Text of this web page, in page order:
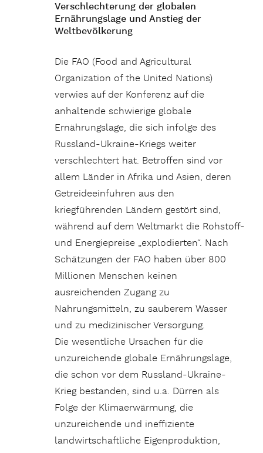
Verschlechterung der globalen
Ernährungslage und Anstieg der
Weltbevölkerung
Die FAO (Food and Agricultural
Organization of the United Nations)
verwies auf der Konferenz auf die
anhaltende schwierige globale
Ernährungslage, die sich infolge des
Russland-Ukraine-Kriegs weiter
verschlechtert hat. Betroffen sind vor
allem Länder in Afrika und Asien, deren
Getreideeinfuhren aus den
kriegführenden Ländern gestört sind,
während auf dem Weltmarkt die Rohstoff-
und Energiepreise „explodierten“. Nach
Schätzungen der FAO haben über 800
Millionen Menschen keinen
ausreichenden Zugang zu
Nahrungsmitteln, zu sauberem Wasser
und zu medizinischer Versorgung.
Die wesentliche Ursachen für die
unzureichende globale Ernährungslage,
die schon vor dem Russland-Ukraine-
Krieg bestanden, sind u.a. Dürren als
Folge der Klimaerwärmung, die
unzureichende und ineffiziente
landwirtschaftliche Eigenproduktion,